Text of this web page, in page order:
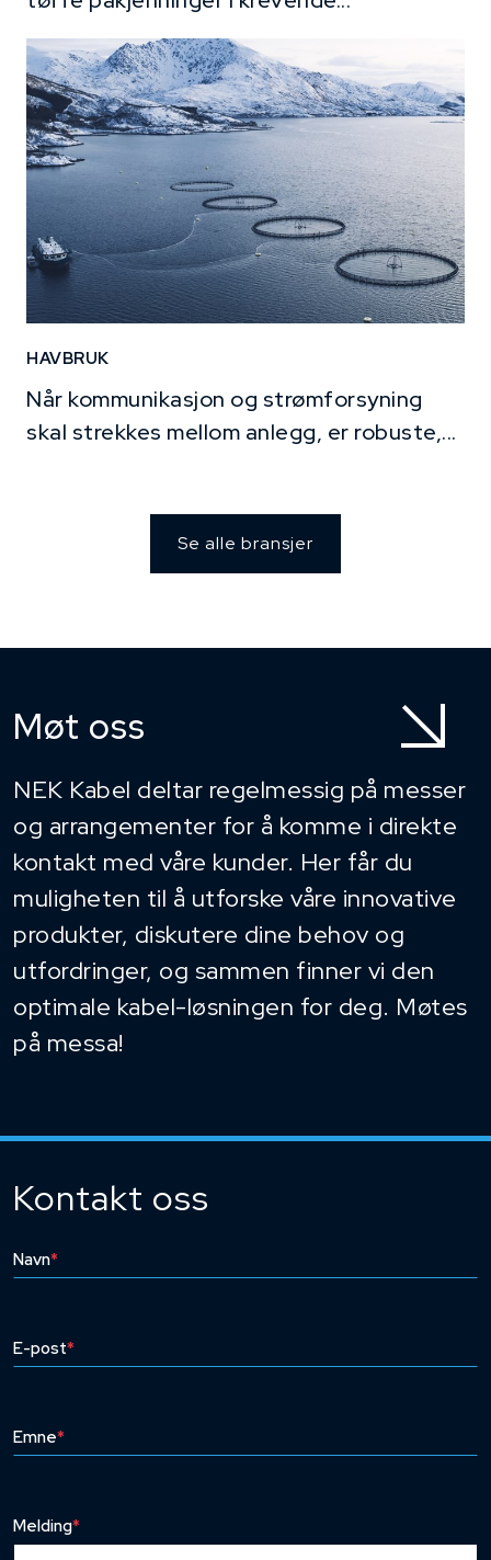
HAVBRUK
Når kommunikasjon og strømforsyning
skal strekkes mellom anlegg, er robuste,...
Se alle bransjer
Møt oss
NEK Kabel deltar regelmessig på messer
og arrangementer for å komme i direkte
kontakt med våre kunder. Her får du
muligheten til å utforske våre innovative
produkter, diskutere dine behov og
utfordringer, og sammen finner vi den
optimale kabel-løsningen for deg. Møtes
på messa!
Kontakt oss
Navn*
E-post*
Emne*
Melding*